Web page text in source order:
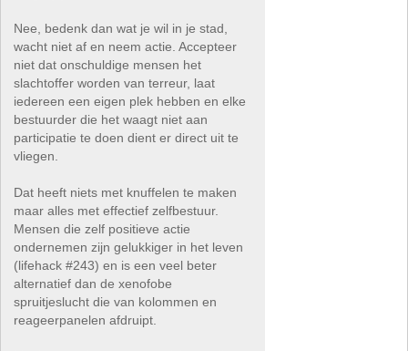
Nee, bedenk dan wat je wil in je stad,
wacht niet af en neem actie. Accepteer
niet dat onschuldige mensen het
slachtoffer worden van terreur, laat
iedereen een eigen plek hebben en elke
bestuurder die het waagt niet aan
participatie te doen dient er direct uit te
vliegen.
Dat heeft niets met knuffelen te maken
maar alles met effectief zelfbestuur.
Mensen die zelf positieve actie
ondernemen zijn gelukkiger in het leven
(lifehack #243) en is een veel beter
alternatief dan de xenofobe
spruitjeslucht die van kolommen en
reageerpanelen afdruipt.